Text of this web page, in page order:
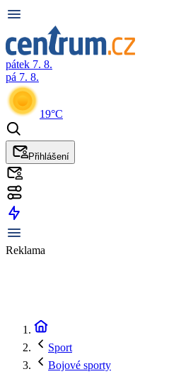
pátek 7. 8.
pá 7. 8.
19°C
Přihlášení
Reklama
Sport
Bojové sporty